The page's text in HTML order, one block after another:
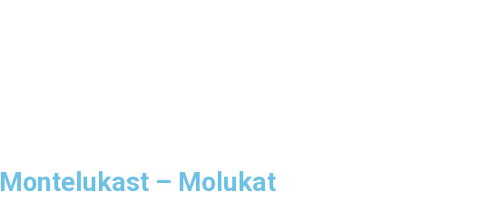
Montelukast – Molukat